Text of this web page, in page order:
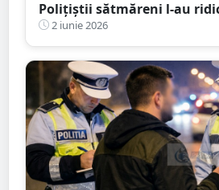
Polițiștii sătmăreni l-au
final de săptămână
2 iunie 2026